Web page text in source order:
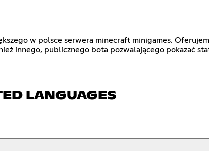
w polsce serwera minecraft minigames.
innego, publicznego bota pozwalającego pokazać
LANGUAGES